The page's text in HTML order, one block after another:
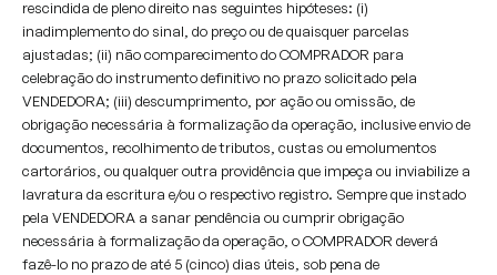
rescindida de pleno direito nas seguintes hipóteses: (i)
inadimplemento do sinal, do preço ou de quaisquer parcelas
ajustadas; (ii) não comparecimento do COMPRADOR para
celebração do instrumento definitivo no prazo solicitado pela
VENDEDORA; (iii) descumprimento, por ação ou omissão, de
obrigação necessária à formalização da operação, inclusive envio de
documentos, recolhimento de tributos, custas ou emolumentos
cartorários, ou qualquer outra providência que impeça ou inviabilize a
lavratura da escritura e/ou o respectivo registro. Sempre que instado
pela VENDEDORA a sanar pendência ou cumprir obrigação
necessária à formalização da operação, o COMPRADOR deverá
fazê-lo no prazo de até 5 (cinco) dias úteis, sob pena de